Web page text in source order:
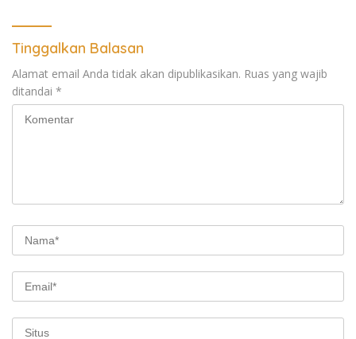
Tinggalkan Balasan
Alamat email Anda tidak akan dipublikasikan. Ruas yang wajib
ditandai *